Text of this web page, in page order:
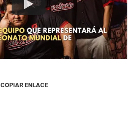
COPIAR ENLACE